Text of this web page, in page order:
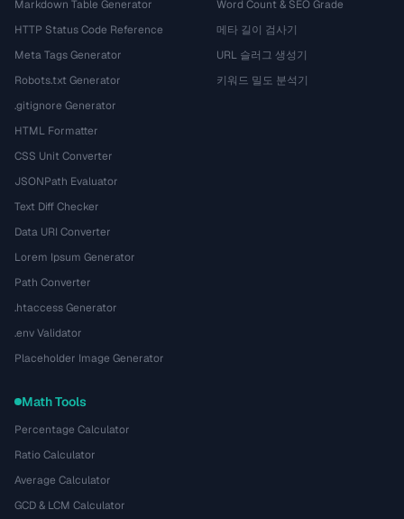
Markdown Table Generator
HTTP Status Code Reference
Meta Tags Generator
Robots.txt Generator
.gitignore Generator
HTML Formatter
CSS Unit Converter
JSONPath Evaluator
Text Diff Checker
Data URI Converter
Lorem Ipsum Generator
Path Converter
.htaccess Generator
.env Validator
Placeholder Image Generator
Word Count & SEO Grade
메타 길이 검사기
URL 슬러그 생성기
키워드 밀도 분석기
Math Tools
Percentage Calculator
Ratio Calculator
Average Calculator
GCD & LCM Calculator